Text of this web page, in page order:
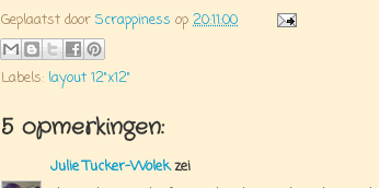
Geplaatst door Scrappiness op 20:11:00
Labels: layout 12"x12"
5 opmerkingen:
Julie Tucker-Wolekzei